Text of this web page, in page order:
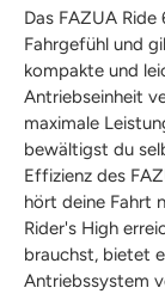
Das FAZUA
Fahrgefühl und
kompakte und
Antriebseinheit
maximale
bewältigst du
Effizienz des
hört deine Fahrt
Rider's High
brauchst, bietet
Antriebssystem